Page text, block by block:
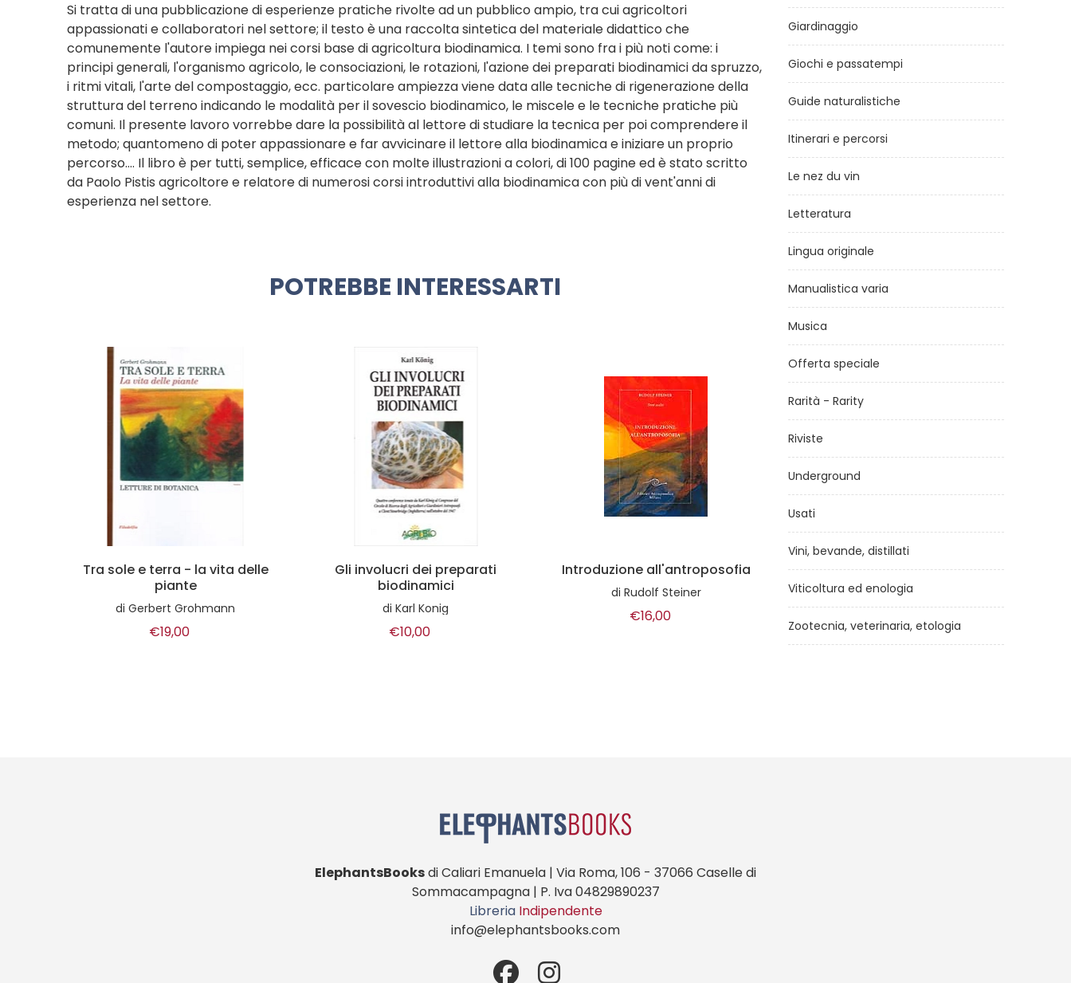
Si tratta di una pubblicazione di esperienze pratiche rivolte ad un pubblico ampio, tra cui agricoltori
appassionati e collaboratori nel settore; il testo è una raccolta sintetica del materiale didattico che
comunemente l'autore impiega nei corsi base di agricoltura biodinamica. I temi sono fra i più noti come: i
principi generali, l'organismo agricolo, le consociazioni, le rotazioni, l'azione dei preparati biodinamici da spruzzo,
i ritmi vitali, l'arte del compostaggio, ecc. particolare ampiezza viene data alle tecniche di rigenerazione della
struttura del terreno indicando le modalità per il sovescio biodinamico, le miscele e le tecniche pratiche più
comuni. Il presente lavoro vorrebbe dare la possibilità al lettore di studiare la tecnica per poi comprendere il
metodo; quantomeno di poter appassionare e far avvicinare il lettore alla biodinamica e iniziare un proprio
percorso.... Il libro è per tutti, semplice, efficace con molte illustrazioni a colori, di 100 pagine ed è stato scritto
da Paolo Pistis agricoltore e relatore di numerosi corsi introduttivi alla biodinamica con più di vent'anni di
esperienza nel settore.
POTREBBE INTERESSARTI
Tra sole e terra - la vita delle
piante
diGerbert Grohmann
€19,00
Gli involucri dei preparati
biodinamici
diKarl Konig
€10,00
Introduzione all'antroposofia
di Rudolf Steiner
€16,00
Lato Selvatico N° 34
diRete Bioregionale Italiana
Giardinaggio
Giochi e passatempi
Guide naturalistiche
Itinerari e percorsi
Le nez du vin
Letteratura
Lingua originale
Manualistica varia
Musica
Offerta speciale
Rarità - Rarity
Riviste
Underground
Usati
Vini, bevande, distillati
Viticoltura ed enologia
Zootecnia, veterinaria, etologia
ElephantsBooksdi Caliari Emanuela | Via Roma, 106 - 37066 Caselle di
Sommacampagna | P. Iva 04829890237
Libreria Indipendente
info@elephantsbooks.com